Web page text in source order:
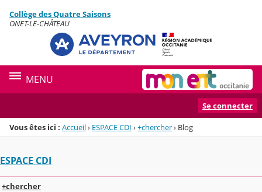
Menu de la rubrique
Contenu
Collège des Quatre Saisons
ONET-LE-CHÂTEAU
MENU
Se connecter
Vous êtes ici : Accueil› ESPACE CDI ›+chercher› Blog
ESPACE CDI
+chercher